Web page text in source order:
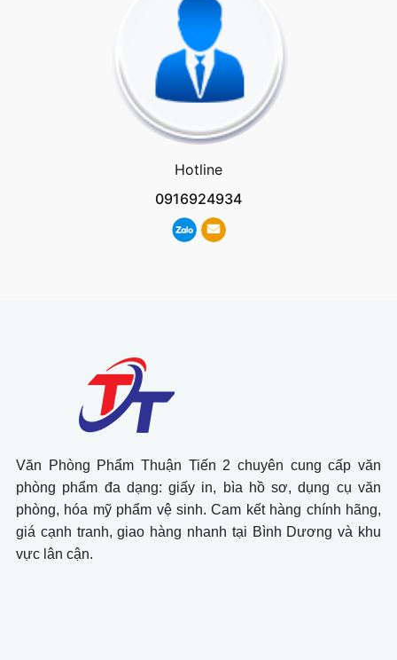
Hotline
0916924934
Văn Phòng Phẩm Thuận Tiến 2 chuyên cung cấp văn
phòng phẩm đa dạng: giấy in, bìa hồ sơ, dụng cụ văn
phòng, hóa mỹ phẩm vệ sinh. Cam kết hàng chính hãng,
giá cạnh tranh, giao hàng nhanh tại Bình Dương và khu
vực lân cận.